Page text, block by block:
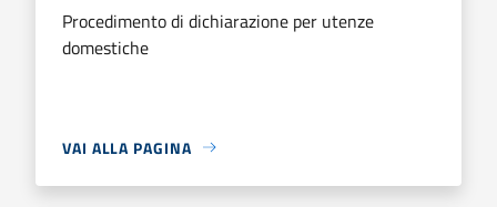
Procedimento di dichiarazione per utenze
domestiche
VAI ALLA PAGINA